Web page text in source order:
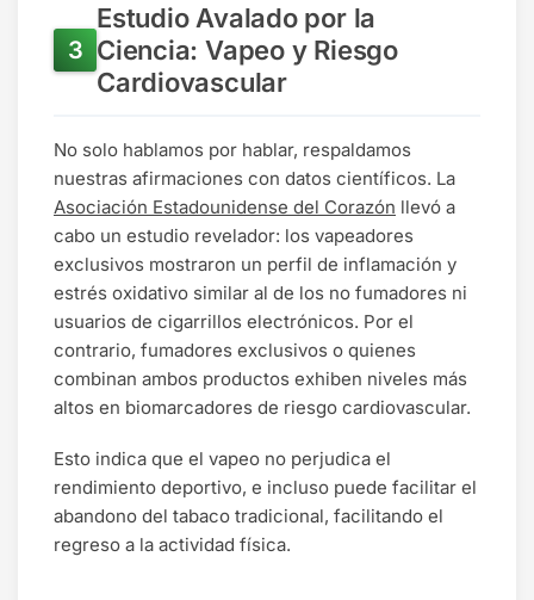
Estudio Avalado por la
Ciencia: Vapeo y Riesgo
Cardiovascular
No solo hablamos por hablar, respaldamos
nuestras afirmaciones con datos científicos. La
Asociación Estadounidense del Corazón llevó a
cabo un estudio revelador: los vapeadores
exclusivos mostraron un perfil de inflamación y
estrés oxidativo similar al de los no fumadores ni
usuarios de cigarrillos electrónicos. Por el
contrario, fumadores exclusivos o quienes
combinan ambos productos exhiben niveles más
altos en biomarcadores de riesgo cardiovascular.
Esto indica que el vapeo no perjudica el
rendimiento deportivo, e incluso puede facilitar el
abandono del tabaco tradicional, facilitando el
regreso a la actividad física.